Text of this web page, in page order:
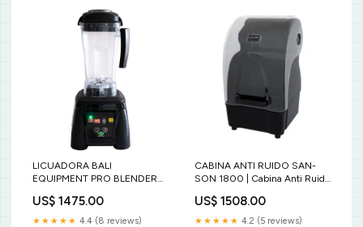
LICUADORA BALI
EQUIPMENT PRO BLENDER
Licuadora Comercial | Panel
Táctil | Cafeterías Bares Hoteles
US$ 1475.00
★★★★★ 4.4 (8 reviews)
CABINA ANTI RUIDO SAN-
SON 1800 | Cabina Anti Ruido
Policarbonato | Cafetería Bar
Restaurante Magister
US$ 1508.00
★★★★★ 4.2 (5 reviews)